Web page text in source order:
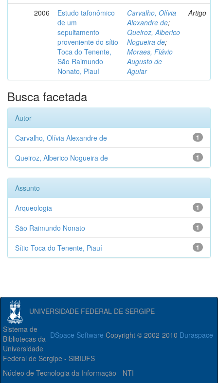
2006
Estudo tafonômico
de um
sepultamento
proveniente do sítio
Toca do Tenente,
São Raimundo
Nonato, Piauí
Carvalho, Olívia
Alexandre de;
Queiroz, Alberico
Nogueira de;
Moraes, Flávio
Augusto de
Aguiar
Artigo
Busca facetada
Autor
1
Carvalho, Olívia Alexandre de
1
Queiroz, Alberico Nogueira de
Assunto
1
Arqueologia
1
São Raimundo Nonato
1
Sítio Toca do Tenente, Piauí
UNIVERSIDADE FEDERAL DE SERGIPE
DSpace Software Copyright © 2002-2010 Duraspace
Sistema de
Bibliotecas da
Universidade
Federal de Sergipe - SIBIUFS
Núcleo de Tecnologia da Informação - NTI